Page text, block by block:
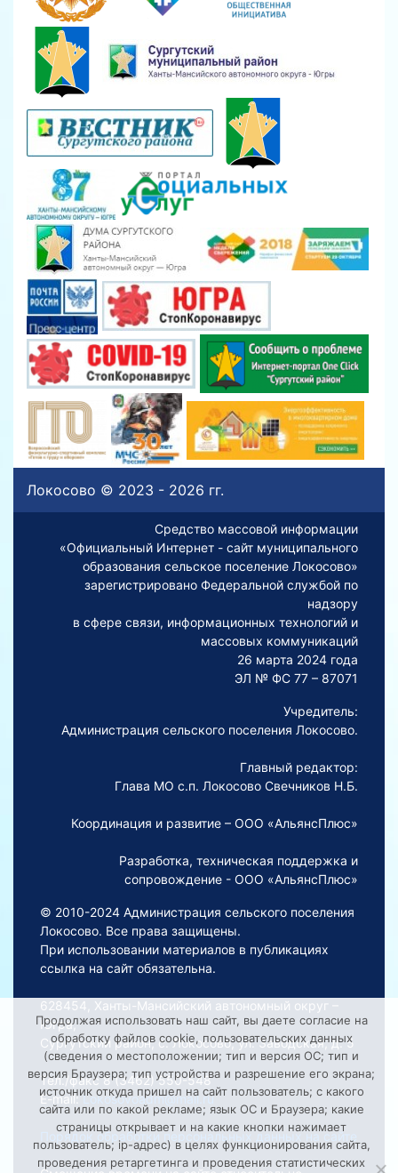
Локосово © 2023 - 2026 гг.
Средство массовой информации
«Официальный Интернет - сайт муниципального
образования сельское поселение Локосово»
зарегистрировано Федеральной службой по
надзору
в сфере связи, информационных технологий и
массовых коммуникаций
26 марта 2024 года
ЭЛ № ФС 77 – 87071
Учредитель:
Администрация сельского поселения Локосово.
Главный редактор:
Глава МО с.п. Локосово Свечников Н.Б.
Координация и развитие – ООО «АльянсПлюс»
Разработка, техническая поддержка и
сопровождение - ООО «АльянсПлюс»
© 2010-2024 Администрация сельского поселения
Локосово. Все права защищены.
При использовании материалов в публикациях
ссылка на сайт обязательна.
628454, Ханты-Мансийский автономный округ –
Югра,
Сургутский район, с. Локосово, ул. Заводская, д. 5
Тел./факс 8 (3462) 550-548
E-mail:Lokosovoadm@mail.ru
Порядок обработки персональных данных на сайте
Продолжая использовать наш сайт, вы даете согласие на
обработку файлов cookie, пользовательских данных
(сведения о местоположении; тип и версия ОС; тип и
версия Браузера; тип устройства и разрешение его экрана;
источник откуда пришел на сайт пользователь; с какого
сайта или по какой рекламе; язык ОС и Браузера; какие
страницы открывает и на какие кнопки нажимает
пользователь; ip-адрес) в целях функционирования сайта,
проведения ретаргетинга и проведения статистических